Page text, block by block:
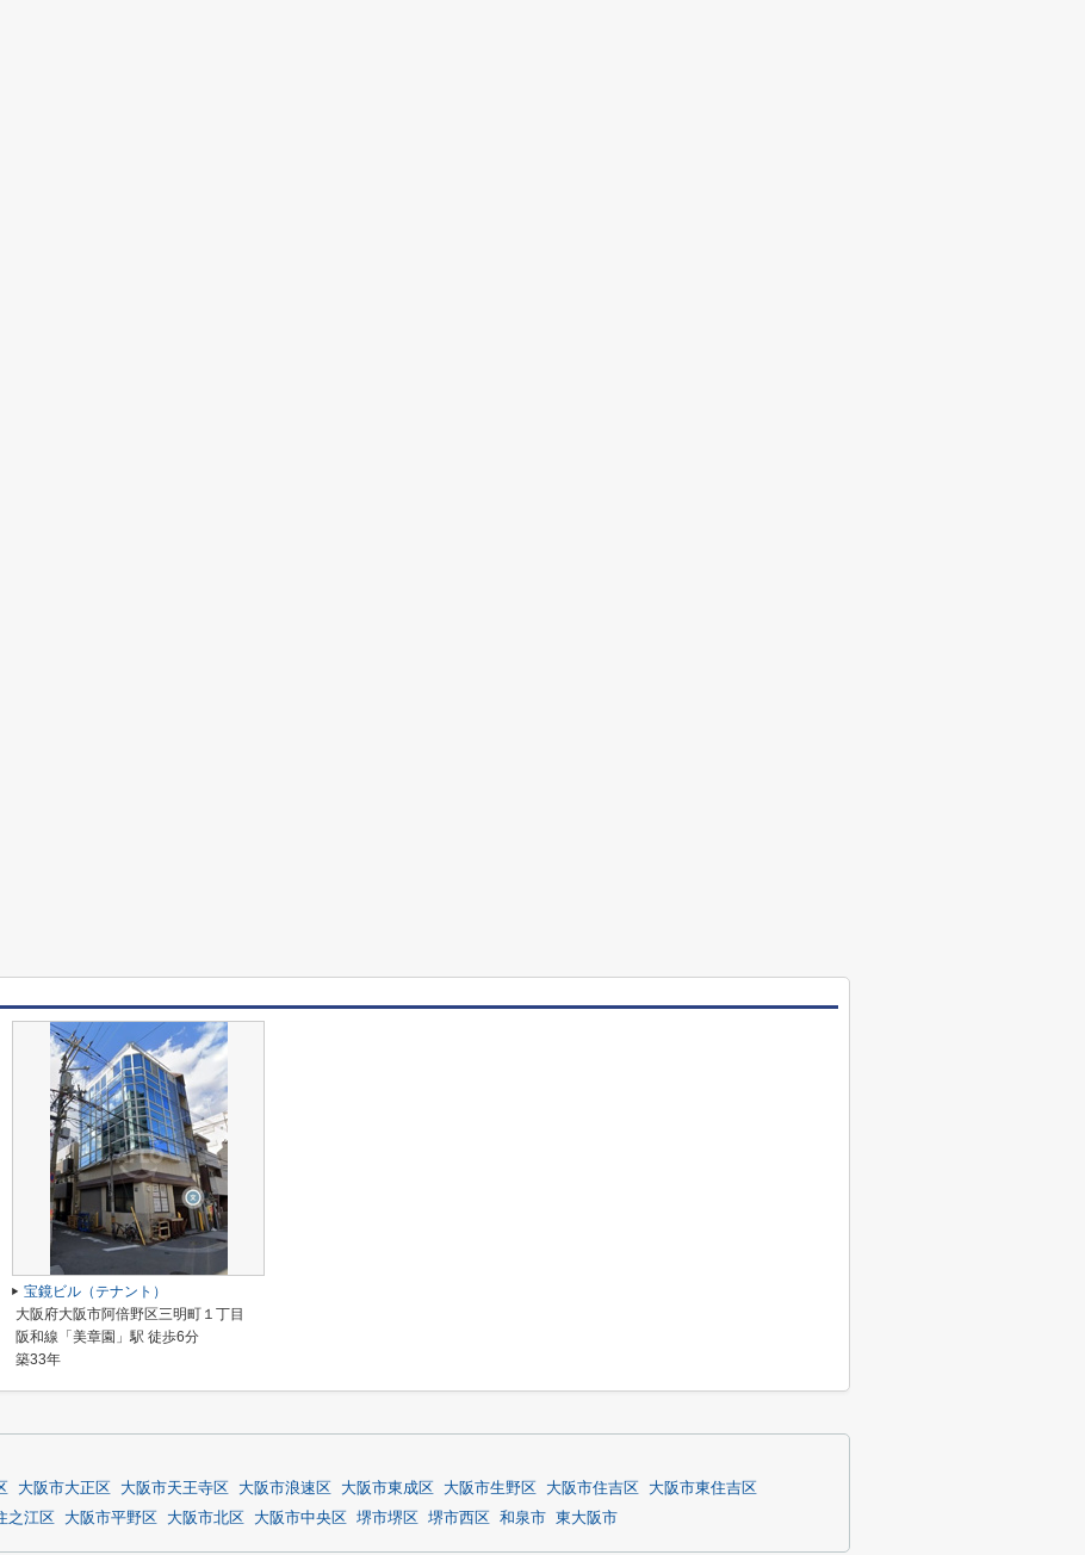
宝鏡ビル（テナント）
大阪府大阪市阿倍野区三明町１丁目
阪和線「美章園」駅 徒歩6分
築33年
大阪市大正区 大阪市天王寺区 大阪市浪速区 大阪市東成区 大阪市生野区 大阪市住吉区
大阪市東住吉区
之江区 大阪市平野区 大阪市北区 大阪市中央区 堺市堺区 堺市西区 和泉市 東大阪市